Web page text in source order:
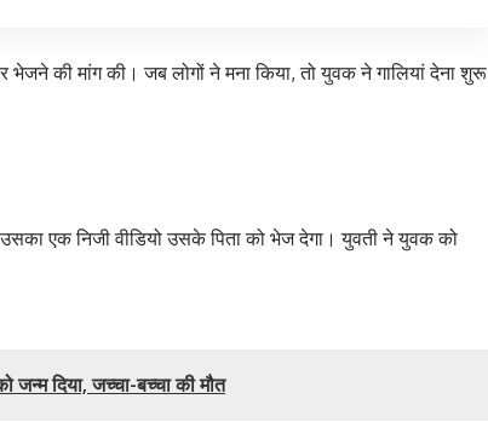
की मांग की। जब लोगों ने मना किया, तो युवक ने गालियां देना शुरू
एक निजी वीडियो उसके पिता को भेज देगा। युवती ने युवक को
जन्म दिया, जच्चा-बच्चा की मौत